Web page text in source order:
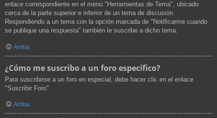
enlace correspondiente en el menú "Herramientas de Tema", ubicado
cerca de la parte superior e inferior de un tema de discusión.
Respondiendo a un tema con la opción marcada de "Notificarme cuando
se publique una respuesta" también le suscribe a dicho tema.
Arriba
¿Cómo me suscribo a un foro específico?
Para suscribirse a un foro en especial, debe hacer clic en el enlace
"Suscribir Foro".
Arriba